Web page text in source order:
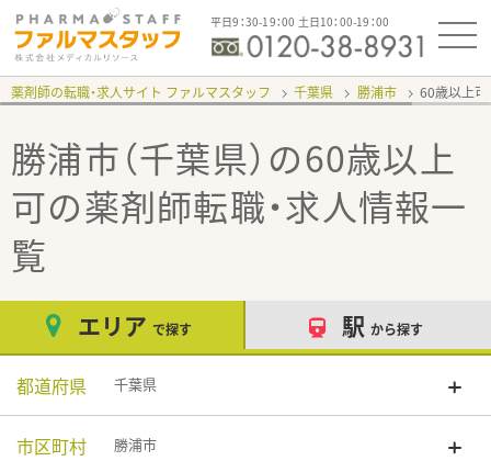
平日9：30-19：00 土日10：00-19：00
薬剤師の転職・求人サイト ファルマスタッフ 千葉県 勝浦市 60歳以上可
勝浦市（千葉県）の60歳以上
可の薬剤師転職・求人情報一
覧
エリア で探す 駅 から探す
都道府県 千葉県
市区町村 勝浦市